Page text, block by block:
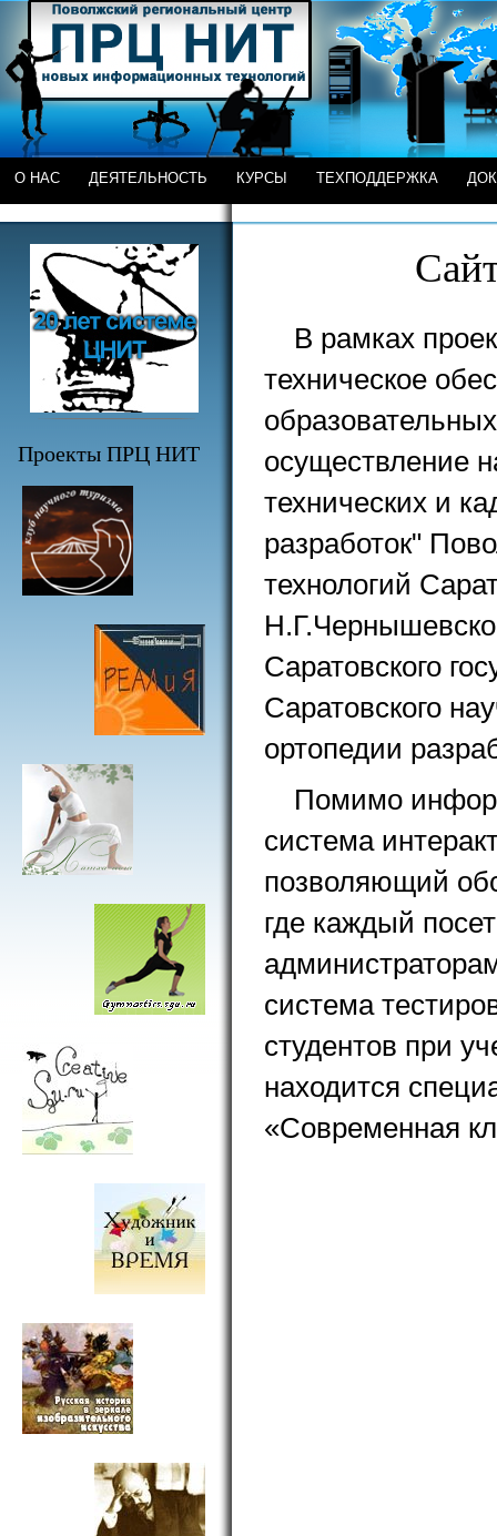
О НАС ДЕЯТЕЛЬНОСТЬ КУРСЫ ТЕХПОДДЕРЖКА
Проекты ПРЦ НИТ
В рамках
техническое
осуществление
технических и
разработок"
технологий
Саратовского
Саратовского
ортопедии
Помимо
система
позволяющий
где каждый
система
студентов при
находится
«Современная